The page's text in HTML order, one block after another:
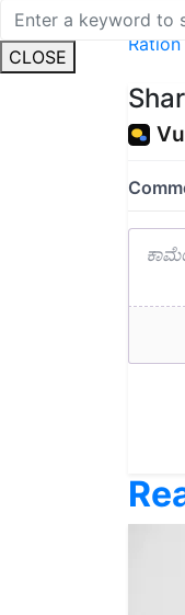
CLOSE
News